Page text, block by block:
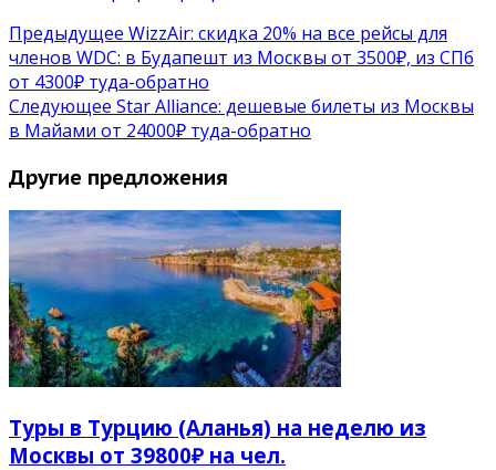
Предыдущее WizzAir: скидка 20% на все рейсы для
членов WDC: в Будапешт из Москвы от 3500₽, из СПб
от 4300₽ туда-обратно
Следующее Star Alliance: дешевые билеты из Москвы
в Майами от 24000₽ туда-обратно
Другие предложения
Туры в Турцию (Аланья) на неделю из
Москвы от 39800₽ на чел.